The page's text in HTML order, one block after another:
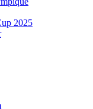
2025